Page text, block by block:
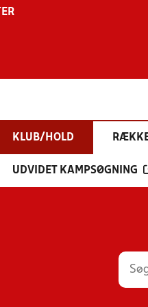
KLUB/HOLD
UDVIDET KAMPSØGNING